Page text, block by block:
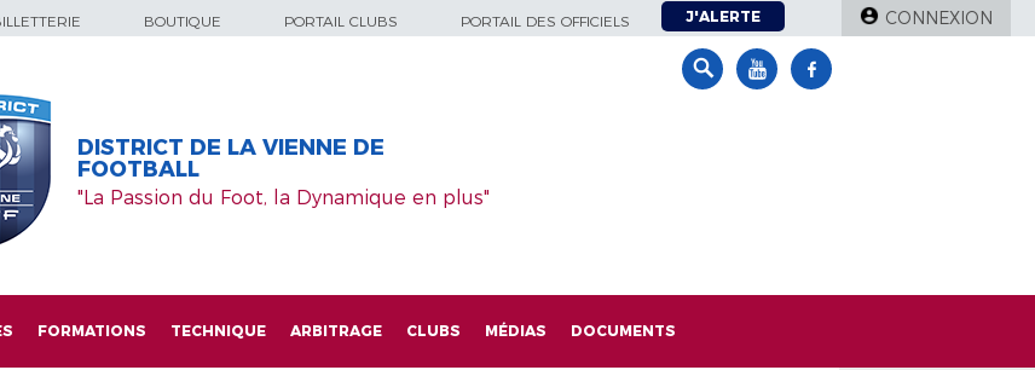
BOUTIQUE PORTAIL CLUBS PORTAIL DES OFFICIELS J'ALERTE CONNEXION
DISTRICT DE LA VIENNE DE
FOOTBALL
"La Passion du Foot, la Dynamique en plus"
FORMATIONS TECHNIQUE ARBITRAGE CLUBS MÉDIAS DOCUMENTS